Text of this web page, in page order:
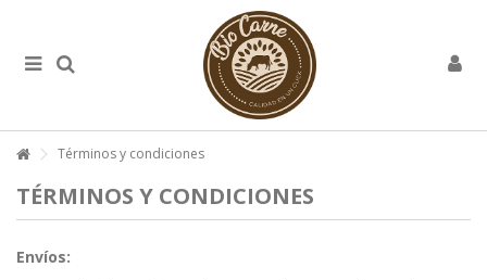
Términos y condiciones
TÉRMINOS Y CONDICIONES
Envíos: